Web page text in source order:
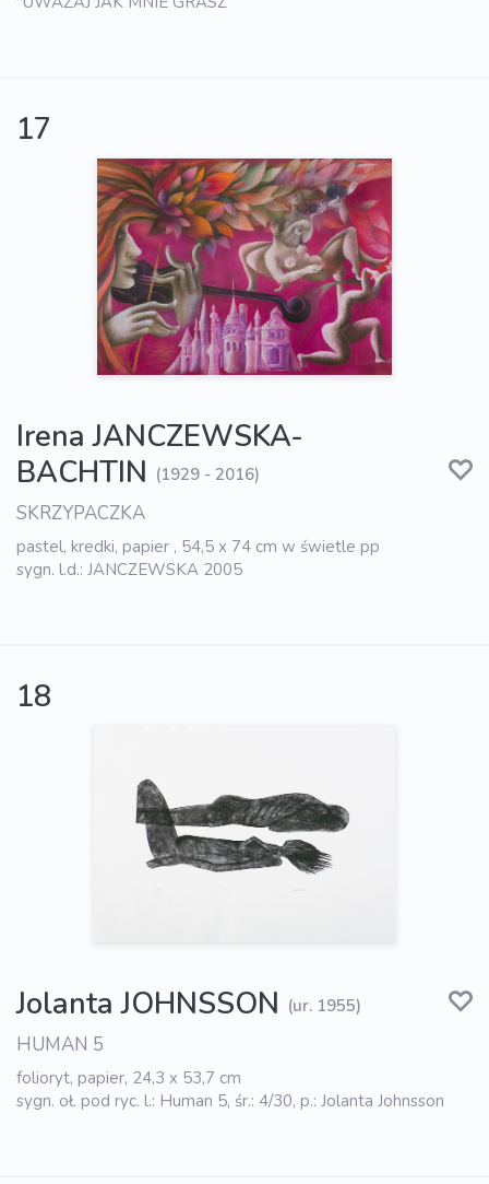
17
Irena JANCZEWSKA-
BACHTIN (1929 - 2016)
SKRZYPACZKA
pastel, kredki, papier , 54,5 x 74 cm w świetle pp
sygn. l.d.: JANCZEWSKA 2005
18
Jolanta JOHNSSON (ur. 1955)
HUMAN 5
folioryt, papier, 24,3 x 53,7 cm
sygn. oł. pod ryc. l.: Human 5, śr.: 4/30, p.: Jolanta Johnsson